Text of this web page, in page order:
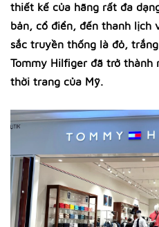
thiết kế của hãng rất đa
bản, cổ điển, đến thanh lịch
sắc truyền thống là đỏ,
Tommy Hilfiger đã trở thành
thời trang của Mỹ.